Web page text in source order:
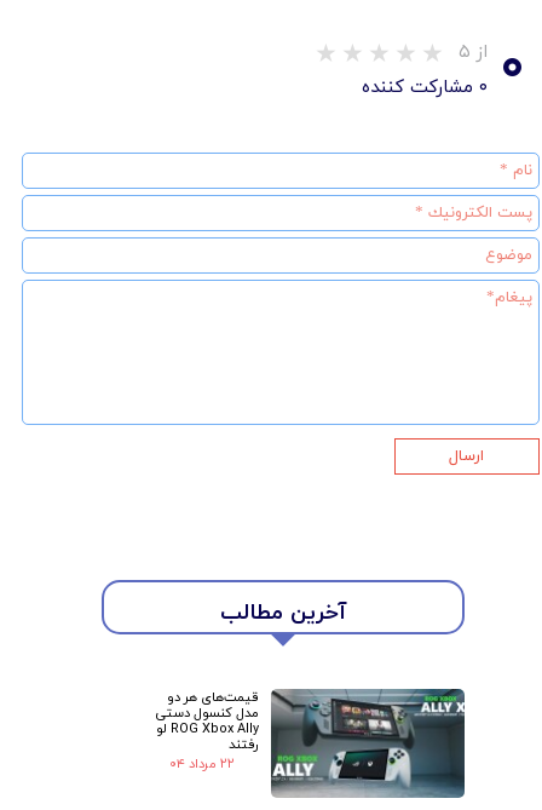
۰ از ۵
۰ مشارکت کننده
آخرین مطالب
قیمت‌های هر دو
مدل کنسول دستی
ROG Xbox Ally لو
رفتند
۲۲ مرداد ۰۴
ارسال